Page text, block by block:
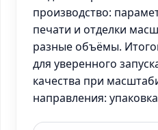
производство:
печати и отделки
разные объёмы.
для уверенного
качества при
направления: